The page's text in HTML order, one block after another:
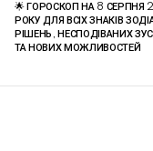
🌟 ГОРОСКОП НА 8 СЕРПНЯ
РОКУ ДЛЯ ВСІХ ЗНАКІВ
РІШЕНЬ, НЕСПОДІВАНИХ
ТА НОВИХ МОЖЛИВОСТЕЙ